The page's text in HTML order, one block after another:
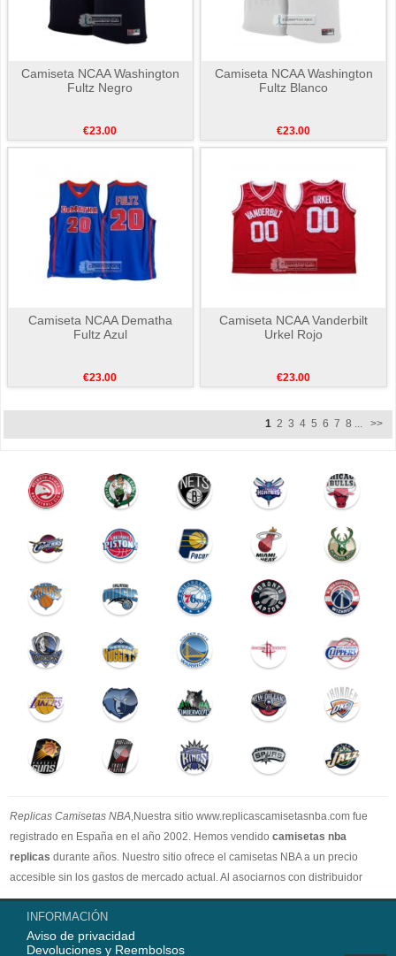
Camiseta NCAA Washington
Fultz Negro
€23.00
Camiseta NCAA Washington
Fultz Blanco
€23.00
Camiseta NCAA Dematha
Fultz Azul
€23.00
Camiseta NCAA Vanderbilt
Urkel Rojo
€23.00
1 2 3 4 5 6 7 8 ... >>
Replicas Camisetas NBA,Nuestra sitio www.replicascamisetasnba.com fue
registrado en España en el año 2002. Hemos vendido camisetas nba
replicas durante años. Nuestro sitio ofrece el camisetas NBA a un precio
accesible sin los gastos de mercado actual. Al asociarnos con distribuidor
oficial de camisetas NBA, garantizamos que todos nuestros artículos son
100% auténticos con embalaje original. Estamos dedicados a proporcionar la
mejor calidad camisetas nba a nuestros clientes ahora. En 2025,
INFORMACIÓN
Aviso de privacidad
Devoluciones y Reembolsos